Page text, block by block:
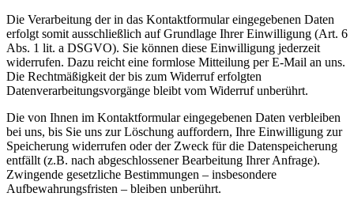
Die Verarbeitung der in das Kontaktformular eingegebenen Daten
erfolgt somit ausschließlich auf Grundlage Ihrer Einwilligung (Art. 6
Abs. 1 lit. a DSGVO). Sie können diese Einwilligung jederzeit
widerrufen. Dazu reicht eine formlose Mitteilung per E-Mail an uns.
Die Rechtmäßigkeit der bis zum Widerruf erfolgten
Datenverarbeitungsvorgänge bleibt vom Widerruf unberührt.
Die von Ihnen im Kontaktformular eingegebenen Daten verbleiben
bei uns, bis Sie uns zur Löschung auffordern, Ihre Einwilligung zur
Speicherung widerrufen oder der Zweck für die Datenspeicherung
entfällt (z.B. nach abgeschlossener Bearbeitung Ihrer Anfrage).
Zwingende gesetzliche Bestimmungen – insbesondere
Aufbewahrungsfristen – bleiben unberührt.